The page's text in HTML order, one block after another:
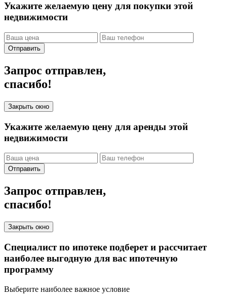
Укажите желаемую цену для покупки этой
недвижимости
Отправить
Запрос отправлен,
спасибо!
Закрыть окно
Укажите желаемую цену для аренды этой
недвижимости
Отправить
Запрос отправлен,
спасибо!
Закрыть окно
Специалист по ипотеке подберет и рассчитает
наиболее выгодную для вас ипотечную
программу
Выберите наиболее важное условие